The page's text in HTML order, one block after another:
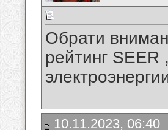
Обрати
рейтинг
10.11.2023, 06:40